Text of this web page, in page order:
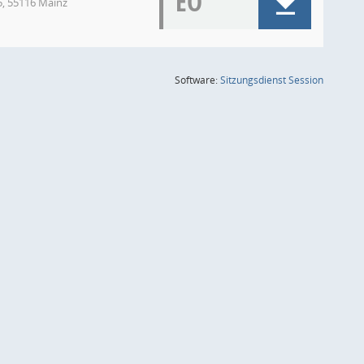
Software:SitzungsdienstSession(Wird in